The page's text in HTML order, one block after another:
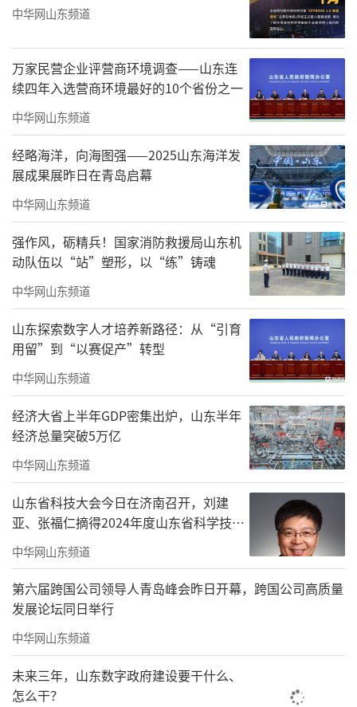
对许多老青岛人而言，这里是“情怀”。
六十有余的杜老板，在这行当里摸爬滚打了三
十年，从昌乐路文化街到如今的青岛文化市
场，他见证了这方市井的沉浮。“周末一到，
这里就活泛起来了，”杜老板一边擦拭着摊位
上的老玉器，一边笑着说，“现在很多大学
生、年轻人来淘宝，咱这老市场，沾了年轻人
的光，又活起来了。”
“我在小红书上看到这里能淘到老式CCD
相机，每周末都来逛逛。”大学刚毕业的小类
穿梭在人群中，眼神里满是兴奋。如今的青岛
文化市场，已然成为Z世代的宝藏打卡地。他们
带着新鲜的视角，不拘泥于收藏价值，更看重
个性化的审美表达。
找记忆与寻宝藏 | 琳琅旧物的时光温度
步入市集深处，仿佛踏入了一条通往过去
的时光隧道。
泛黄的旧书、成套的连环画（小人书）整
齐码放，那是几代人共有的童年记忆；古朴的
钱币、泛着光泽的邮票，方寸之间诉说着岁月
的流转；而那些静卧在绒布上的奇石、手串、
玉器与瓷器，每一件都带着独一无二的纹理与
中华网山东频道
万家民营企业评营商环境调查——山东连
续四年入选营商环境最好的10个省份之一
中华网山东频道
经略海洋，向海图强——2025山东海洋发
展成果展昨日在青岛启幕
中华网山东频道
强作风，砺精兵！国家消防救援局山东机
动队伍以“站”塑形，以“练”铸魂
中华网山东频道
山东探索数字人才培养新路径：从“引育
用留”到“以赛促产”转型
中华网山东频道
经济大省上半年GDP密集出炉，山东半年
经济总量突破5万亿
中华网山东频道
山东省科技大会今日在济南召开，刘建
亚、张福仁摘得2024年度山东省科学技术
奖最高奖！
中华网山东频道
第六届跨国公司领导人青岛峰会昨日开幕，跨国公司高质量
发展论坛同日举行
中华网山东频道
未来三年，山东数字政府建设要干什么、
怎么干？